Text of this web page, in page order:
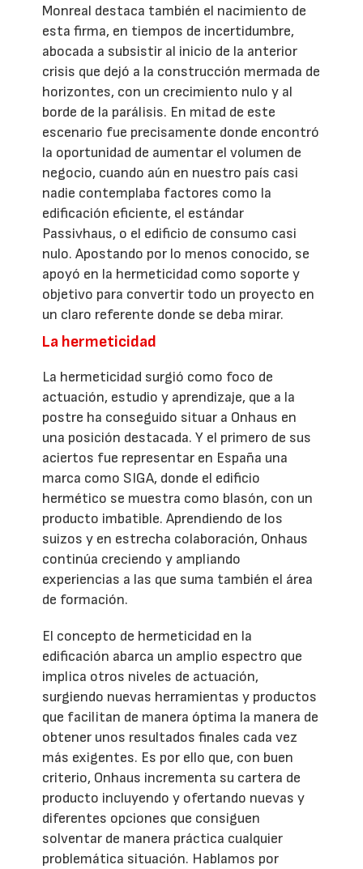
Monreal destaca también el nacimiento de
esta firma, en tiempos de incertidumbre,
abocada a subsistir al inicio de la anterior
crisis que dejó a la construcción mermada de
horizontes, con un crecimiento nulo y al
borde de la parálisis. En mitad de este
escenario fue precisamente donde encontró
la oportunidad de aumentar el volumen de
negocio, cuando aún en nuestro país casi
nadie contemplaba factores como la
edificación eficiente, el estándar
Passivhaus, o el edificio de consumo casi
nulo. Apostando por lo menos conocido, se
apoyó en la hermeticidad como soporte y
objetivo para convertir todo un proyecto en
un claro referente donde se deba mirar.
La hermeticidad
La hermeticidad surgió como foco de
actuación, estudio y aprendizaje, que a la
postre ha conseguido situar a Onhaus en
una posición destacada. Y el primero de sus
aciertos fue representar en España una
marca como SIGA, donde el edificio
hermético se muestra como blasón, con un
producto imbatible. Aprendiendo de los
suizos y en estrecha colaboración, Onhaus
continúa creciendo y ampliando
experiencias a las que suma también el área
de formación.
El concepto de hermeticidad en la
edificación abarca un amplio espectro que
implica otros niveles de actuación,
surgiendo nuevas herramientas y productos
que facilitan de manera óptima la manera de
obtener unos resultados finales cada vez
más exigentes. Es por ello que, con buen
criterio, Onhaus incrementa su cartera de
producto incluyendo y ofertando nuevas y
diferentes opciones que consiguen
solventar de manera práctica cualquier
problemática situación. Hablamos por